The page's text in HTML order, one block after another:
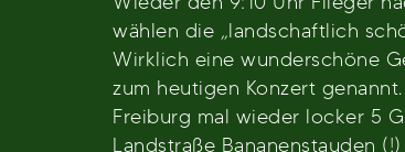
wählen die „landschaftlich
Wirklich eine wunderschöne
zum heutigen Konzert
Freiburg mal wieder locker 5
Landstraße Bananenstauden